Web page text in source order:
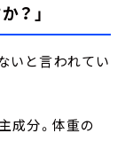
？」
いと言われてい
成分。体重の